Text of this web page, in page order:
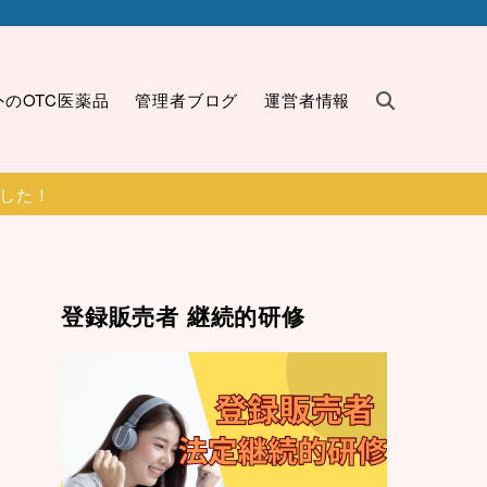
のOTC医薬品 管理者ブログ 運営者情報
た！
登録販売者 継続的研修